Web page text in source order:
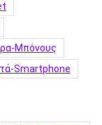
Μπόνους
Smartphone